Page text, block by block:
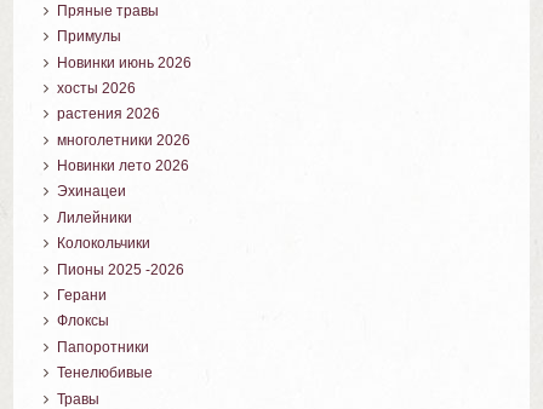
Пряные травы
Примулы
Новинки июнь 2026
хосты 2026
растения 2026
многолетники 2026
Новинки лето 2026
Эхинацеи
Лилейники
Колокольчики
Пионы 2025 -2026
Герани
Флоксы
Папоротники
Тенелюбивые
Травы